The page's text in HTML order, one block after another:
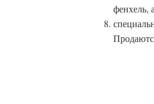
фенхель,